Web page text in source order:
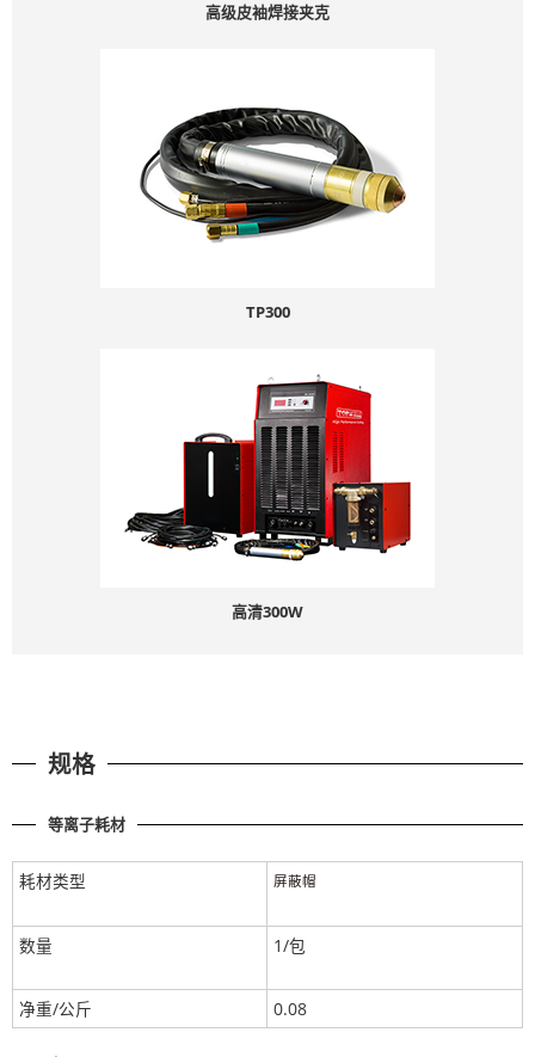
高级皮袖焊接夹克
TP300
高清300W
规格
等离子耗材
耗材类型 屏蔽帽
数量 1/包
净重/公斤 0.08